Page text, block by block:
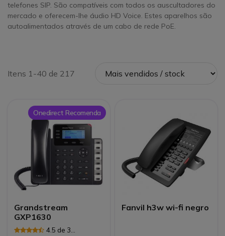
telefones SIP. São compatíveis com todos os auscultadores do
mercado e oferecem-lhe áudio HD Voice. Estes aparelhos são
autoalimentados através de um cabo de rede PoE.
Itens 1-40 de 217
Onedirect Recomenda
Grandstream
GXP1630
4.5 de 3
Fanvil h3w wi-fi negro